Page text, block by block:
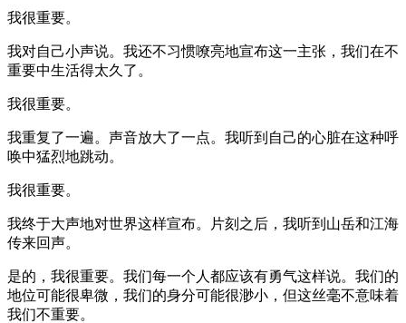
我很重要。
我对自己小声说。我还不习惯嘹亮地宣布这一主张，我们在不
重要中生活得太久了。
我很重要。
我重复了一遍。声音放大了一点。我听到自己的心脏在这种呼
唤中猛烈地跳动。
我很重要。
我终于大声地对世界这样宣布。片刻之后，我听到山岳和江海
传来回声。
是的，我很重要。我们每一个人都应该有勇气这样说。我们的
地位可能很卑微，我们的身分可能很渺小，但这丝毫不意味着
我们不重要。